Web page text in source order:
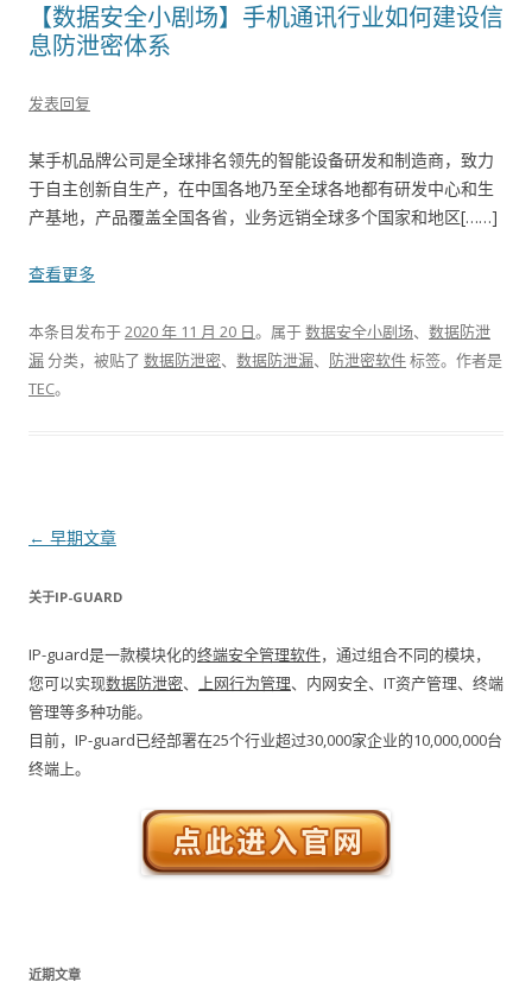
【数据安全小剧场】手机通讯行业如何建设信
息防泄密体系
发表回复
某手机品牌公司是全球排名领先的智能设备研发和制造商，致力
于自主创新自生产，在中国各地乃至全球各地都有研发中心和生
产基地，产品覆盖全国各省，业务远销全球多个国家和地区[……]
查看更多
本条目发布于2020 年 11 月 20 日。属于数据安全小剧场、 数据防泄
漏分类，被贴了 数据防泄密、 数据防泄漏、 防泄密软件标签。 作者是
TEC。
文章导航
← 早期文章
关于IP-GUARD
IP-guard是一款模块化的终端安全管理软件，通过组合不同的模块，
您可以实现数据防泄密、 上网行为管理、内网安全、IT资产管理、终端
管理等多种功能。
目前，IP-guard已经部署在25个行业超过30,000家企业的10,000,000台
终端上。
近期文章